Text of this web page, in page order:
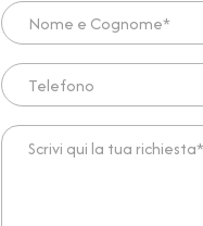
Nome e Cognome*
Telefono
Scrivi qui la tua richiesta*